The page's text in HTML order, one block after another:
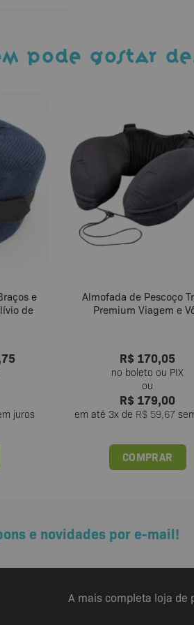
PODE GOSTAR
e
de
juros
Almofada de Pescoço
Premium Viagem e
R$ 170,05
R$ 179,00
em até 3x de R$59,67
COMPRAR
e novidades por e-mail!
A mais completa loja de